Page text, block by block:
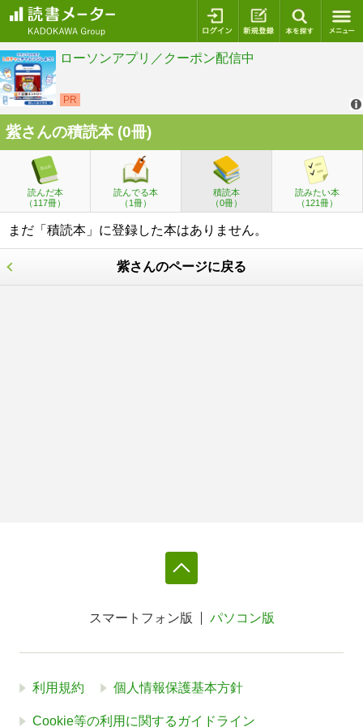
ログイン 新規登録
紫さんの積読本 (0冊)
読んだ本
（117冊）
読んでる本
（1冊）
積読本
（0冊）
読みたい本
（121冊）
まだ「積読本」に登録した本はありません。
紫さんのページに戻る
スマートフォン版 パソコン版
利用規約 個人情報保護基本方針
Cookie等の利用に関するガイドライン